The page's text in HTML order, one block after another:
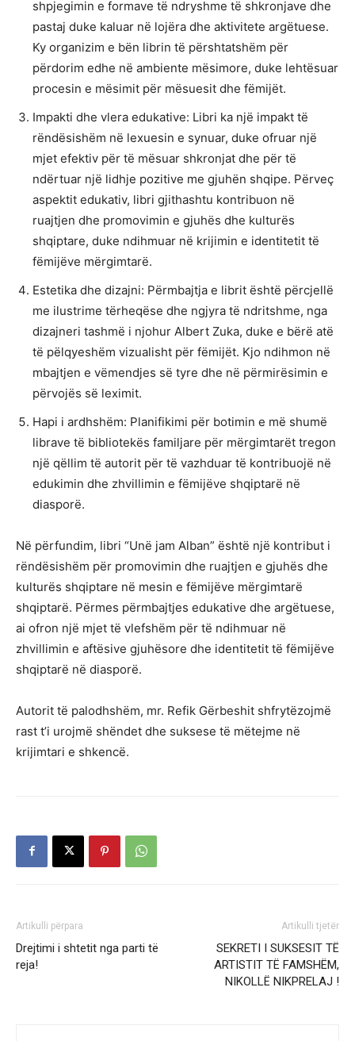
shpjegimin e formave të ndryshme të shkronjave dhe
pastaj duke kaluar në lojëra dhe aktivitete argëtuese.
Ky organizim e bën librin të përshtatshëm për
përdorim edhe në ambiente mësimore, duke lehtësuar
procesin e mësimit për mësuesit dhe fëmijët.
Impakti dhe vlera edukative: Libri ka një impakt të
rëndësishëm në lexuesin e synuar, duke ofruar një
mjet efektiv për të mësuar shkronjat dhe për të
ndërtuar një lidhje pozitive me gjuhën shqipe. Përveç
aspektit edukativ, libri gjithashtu kontribuon në
ruajtjen dhe promovimin e gjuhës dhe kulturës
shqiptare, duke ndihmuar në krijimin e identitetit të
fëmijëve mërgimtarë.
Estetika dhe dizajni: Përmbajtja e librit është përcjellë
me ilustrime tërheqëse dhe ngjyra të ndritshme, nga
dizajneri tashmë i njohur Albert Zuka, duke e bërë atë
të pëlqyeshëm vizualisht për fëmijët. Kjo ndihmon në
mbajtjen e vëmendjes së tyre dhe në përmirësimin e
përvojës së leximit.
Hapi i ardhshëm: Planifikimi për botimin e më shumë
librave të bibliotekës familjare për mërgimtarët tregon
një qëllim të autorit për të vazhduar të kontribuojë në
edukimin dhe zhvillimin e fëmijëve shqiptarë në
diasporë.
Në përfundim, libri “Unë jam Alban” është një kontribut i
rëndësishëm për promovimin dhe ruajtjen e gjuhës dhe
kulturës shqiptare në mesin e fëmijëve mërgimtarë
shqiptarë. Përmes përmbajtjes edukative dhe argëtuese,
ai ofron një mjet të vlefshëm për të ndihmuar në
zhvillimin e aftësive gjuhësore dhe identitetit të fëmijëve
shqiptarë në diasporë.
Autorit të palodhshëm, mr. Refik Gërbeshit shfrytëzojmë
rast t’i urojmë shëndet dhe suksese të mëtejme në
krijimtari e shkencë.
Artikulli përpara
Drejtimi i shtetit nga parti të
reja!
Artikulli tjetër
SEKRETI I SUKSESIT TË
ARTISTIT TË FAMSHËM,
NIKOLLË NIKPRELAJ !